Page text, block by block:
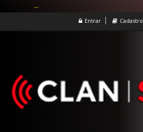
Entrar Cadastro